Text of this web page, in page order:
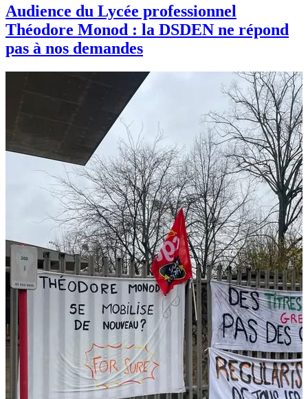
Audience du Lycée professionnel
Théodore Monod : la DSDEN ne répond
pas à nos demandes